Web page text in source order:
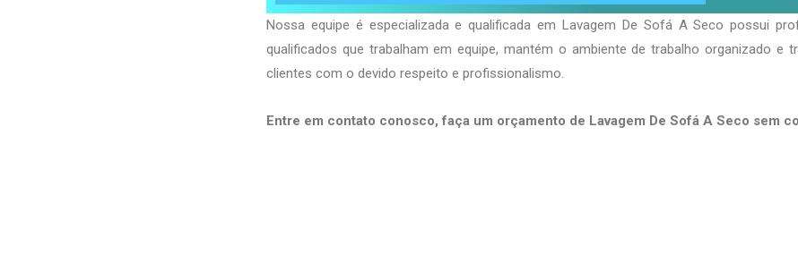
Nossa equipe é especializada e qualificada em Lavagem De Sofá A Seco possui
qualificados que trabalham em equipe, mantém o ambiente de trabalho organizado e
clientes com o devido respeito e profissionalismo.
Entre em contato conosco, faça um orçamento de Lavagem De Sofá A Seco sem